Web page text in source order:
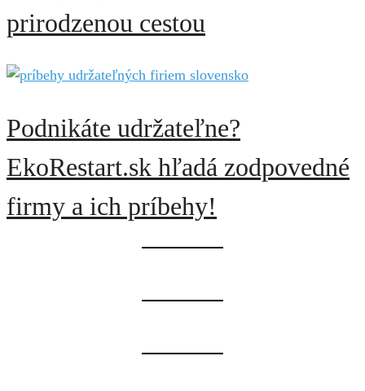
prirodzenou cestou
Podnikáte udržateľne?
EkoRestart.sk hľadá zodpovedné
firmy a ich príbehy!